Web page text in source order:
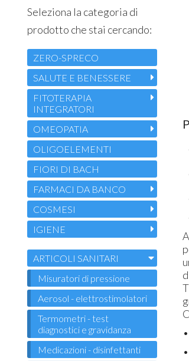
Seleziona la categoria di
prodotto che stai cercando:
ZERO-SPRECO
SALUTE E BENESSERE
FITOTERAPIA
INTEGRATORI
OMEOPATIA
OLIGOELEMENTI
FIORI DI BACH
FARMACI DA BANCO
COSMESI
IGIENE
ARTICOLI SANITARI
Misuratori di pressione
Aerosol - elettrostimolatori
Termometri - test
diagnostici e gravidanza
Medicazioni - disinfettanti